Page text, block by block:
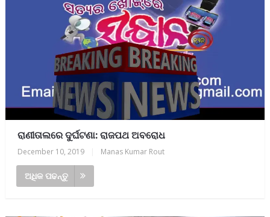
ରାଣୀତାଲରେ ଦୁର୍ଘଟଣା: ରାଜପଥ ଅବରୋଧ
December 10, 2019 Manas Kumar Rout
ଅଧିକ ପଢନ୍ତୁ